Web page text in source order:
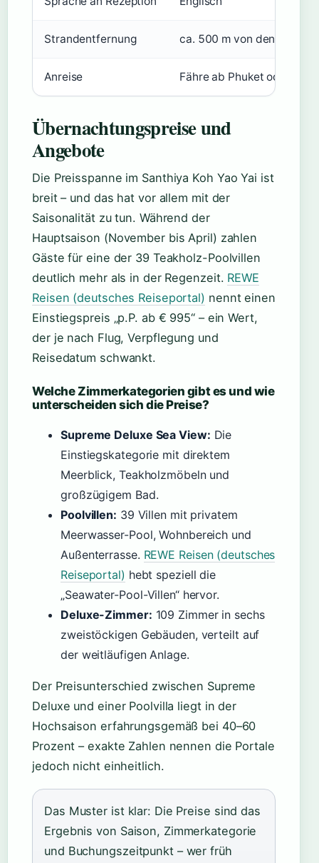
Strandentfernung ca. 500 m von den
Anreise Fähre ab Phuket oder
Übernachtungspreise und
Angebote
Die Preisspanne im Santhiya Koh Yao Yai ist
breit – und das hat vor allem mit der
Saisonalität zu tun. Während der
Hauptsaison (November bis April) zahlen
Gäste für eine der 39 Teakholz-Poolvillen
deutlich mehr als in der Regenzeit. REWE
Reisen (deutsches Reiseportal) nennt einen
Einstiegspreis „p.P. ab € 995“ – ein Wert,
der je nach Flug, Verpflegung und
Reisedatum schwankt.
Welche Zimmerkategorien gibt es und wie
unterscheiden sich die Preise?
Supreme Deluxe Sea View: Die
Einstiegskategorie mit direktem
Meerblick, Teakholzmöbeln und
großzügigem Bad.
Poolvillen: 39 Villen mit privatem
Meerwasser-Pool, Wohnbereich und
Außenterrasse. REWE Reisen (deutsches
Reiseportal) hebt speziell die
„Seawater-Pool-Villen“ hervor.
Deluxe-Zimmer: 109 Zimmer in sechs
zweistöckigen Gebäuden, verteilt auf
der weitläufigen Anlage.
Der Preisunterschied zwischen Supreme
Deluxe und einer Poolvilla liegt in der
Hochsaison erfahrungsgemäß bei 40–60
Prozent – exakte Zahlen nennen die Portale
jedoch nicht einheitlich.
Das Muster ist klar: Die Preise sind das
Ergebnis von Saison, Zimmerkategorie
und Buchungszeitpunkt – wer früh